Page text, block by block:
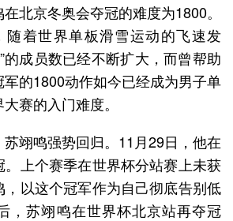
北京冬奥会夺冠的难度为1800。
随着世界单板滑雪运动的飞速发
的成员数已经不断扩大，而曾帮助
的1800动作如今已经成为男子单
赛的入门难度。
翊鸣强势回归。11月29日，他在
上个赛季在世界杯分站赛上未获
以这个冠军作为自己彻底告别低
，苏翊鸣在世界杯北京站再夺冠